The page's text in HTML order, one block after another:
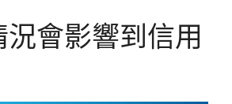
會影響到信用